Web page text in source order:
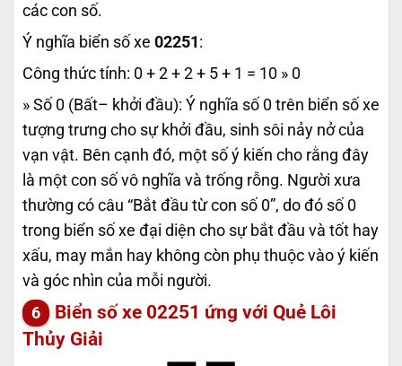
các con số.
Ý nghĩa biển số xe 02251 :
Công thức tính: 0 + 2 + 2 + 5 + 1 = 10 » 0
» Số 0 (Bất– khởi đầu): Ý nghĩa số 0 trên biển số xe
tượng trưng cho sự khởi đầu, sinh sôi nảy nở của
vạn vật. Bên cạnh đó, một số ý kiến cho rằng đây
là một con số vô nghĩa và trống rỗng. Người xưa
thường có câu “Bắt đầu từ con số 0”, do đó số 0
trong biển số xe đại diện cho sự bắt đầu và tốt hay
xấu, may mắn hay không còn phụ thuộc vào ý kiến
và góc nhìn của mỗi người.
Biển số xe 02251 ứng với Quẻ Lôi
Thủy Giải